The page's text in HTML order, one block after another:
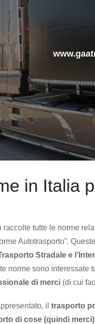
in Italia
raccolte tutte le norme
Autotrasporto”.
Stradale e
norme sono interessate
di merci (di cui
il trasporto
di cose (quindi merci)